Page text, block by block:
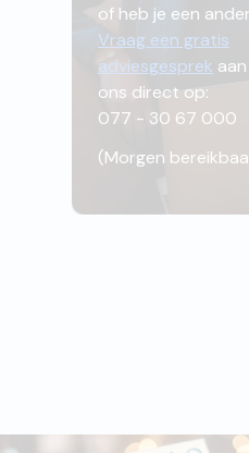
of heb je een
Vraag een gratis
adviesgesprek
ons direct op:
077 - 30 67 000
(Morgen